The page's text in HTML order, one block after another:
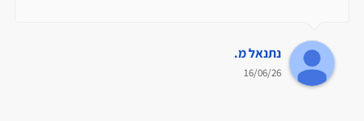
נתנאל מ.
16/06/26